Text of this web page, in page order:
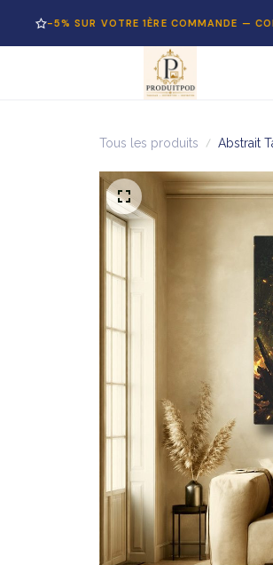
SUR VOTRE 1ÈRE COMMANDE — CODE
Tous les produits Abstrait